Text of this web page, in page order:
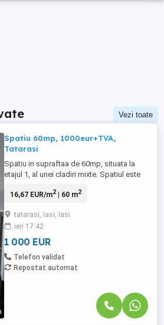
Vezi toate
Spatiu 60mp, 1000eur+TVA,
Tatarasi
Spatiu in supraftaa de 60mp, situata la
etajul 1, al unei cladiri mixte. Spatiul este
pretabil pentru birouri,activitati scolare,
proprie, un punct sanitar si are acces la
mansarda, spatiu ideala pentru depozitare
sau amenajarea ...
16,67 EUR/m2| 60 m2
tatarasi, Iasi, Iasi
ieri 17:42
1 000 EUR
Telefon validat
Repostat automat